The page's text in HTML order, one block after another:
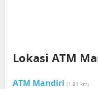
Lokasi ATM
ATM Mandiri (1.91 km)